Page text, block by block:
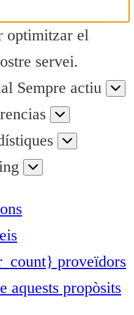
optimitzar el
servei.
Sempre actiu
proveïdors
aquests propòsits